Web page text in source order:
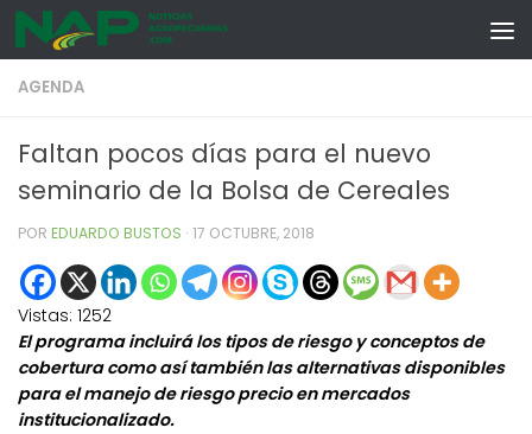
Skip to content
AGENDA
Faltan pocos días para el nuevo
seminario de la Bolsa de Cereales
POR EDUARDO BUSTOS · 17 OCTUBRE, 2018
Vistas: 1252
El programa incluirá los tipos de riesgo y conceptos de
cobertura como así también las alternativas disponibles
para el manejo de riesgo precio en mercados
institucionalizado.